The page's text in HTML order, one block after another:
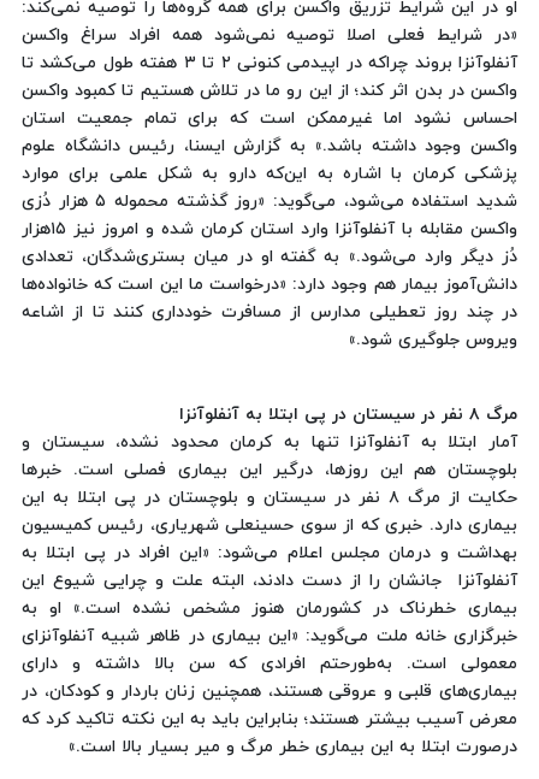
او در این شرایط تزریق واکسن برای همه گروه‌ها را توصیه نمی‌کند:
«در شرایط فعلی اصلا توصیه نمی‌شود همه افراد سراغ واکسن
آنفلوآنزا بروند چراکه در اپیدمی کنونی ٢ تا ٣ هفته طول می‌کشد تا
واکسن در بدن اثر کند؛ از این رو ما در تلاش هستیم تا کمبود واکسن
احساس نشود اما غیرممکن است که برای تمام جمعیت استان
واکسن وجود داشته باشد.» به گزارش ایسنا، رئیس دانشگاه علوم
پزشکی کرمان با اشاره به این‌که دارو به شکل علمی برای موارد
شدید استفاده می‌شود، می‌گوید: «روز گذشته محموله ٥ هزار دُزی
واکسن مقابله با آنفلوآنزا وارد استان کرمان شده و امروز نیز ١٥‌هزار
دُز دیگر وارد می‌شود.» به گفته او در میان بستری‌شدگان، تعدادی
دانش‌آموز بیمار هم وجود دارد: «درخواست ما این است که خانواده‌ها
در چند روز تعطیلی مدارس از مسافرت خودداری کنند تا از اشاعه
ویروس جلوگیری شود.»
مرگ ٨ نفر در سیستان در پی ابتلا به آنفلوآنزا
آمار ابتلا به آنفلوآنزا تنها به کرمان محدود نشده، سیستان و
بلوچستان هم این روزها، درگیر این بیماری فصلی است. خبرها
حکایت از مرگ ٨ نفر در سیستان و بلوچستان در پی ابتلا به این
بیماری دارد. خبری که از سوی حسینعلی شهریاری، رئیس کمیسیون
بهداشت و درمان مجلس اعلام می‌شود: «این افراد در پی ابتلا به
آنفلوآنزا جانشان را از دست دادند، البته علت و چرایی شیوع این
بیماری خطرناک در کشورمان هنوز مشخص نشده است.» او به
خبرگزاری خانه ملت می‌گوید: «این بیماری در ظاهر شبیه آنفلوآنزای
معمولی است. به‌طورحتم افرادی که سن بالا داشته و دارای
بیماری‌های قلبی و عروقی هستند، همچنین زنان باردار و کودکان، در
معرض آسیب بیشتر هستند؛ بنابراین باید به این نکته تاکید کرد که
درصورت ابتلا به این بیماری خطر مرگ و میر بسیار بالا است.»